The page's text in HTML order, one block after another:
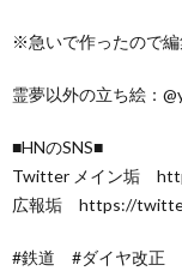
※急いで作ったので
霊夢以外の立ち絵：
■HNのSNS■
Twitter メイン垢
広報垢 https://
#鉄道 #ダイヤ改正